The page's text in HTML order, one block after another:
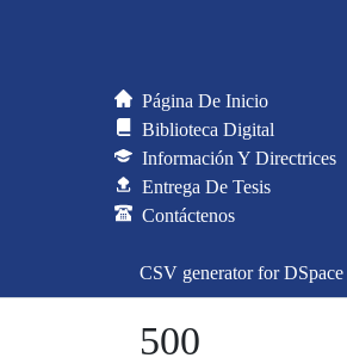
Página De Inicio
Biblioteca Digital
Información Y Directrices
Entrega De Tesis
Contáctenos
CSV generator for DSpace
500